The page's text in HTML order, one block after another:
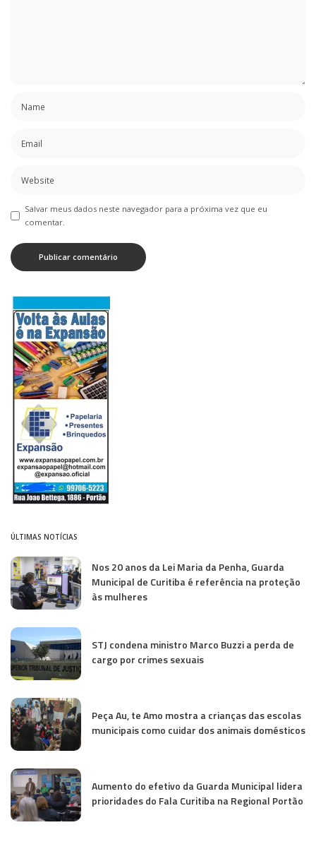
Salvar meus dados neste navegador para a próxima vez que eu
comentar.
ÚLTIMAS NOTÍCIAS
Nos 20 anos da Lei Maria da Penha, Guarda
Municipal de Curitiba é referência na proteção
às mulheres
STJ condena ministro Marco Buzzi a perda de
cargo por crimes sexuais
Peça Au, te Amo mostra a crianças das escolas
municipais como cuidar dos animais domésticos
Aumento do efetivo da Guarda Municipal lidera
prioridades do Fala Curitiba na Regional Portão